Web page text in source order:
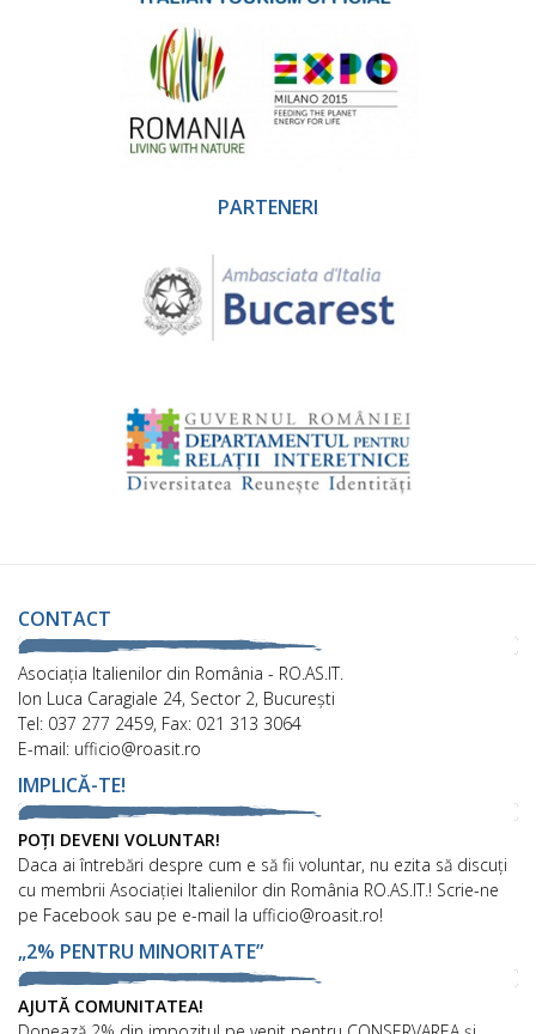
PARTENERI
CONTACT
Asociaţia Italienilor din România - RO.AS.IT.
Ion Luca Caragiale 24, Sector 2, București
Tel: 037 277 2459, Fax: 021 313 3064
E-mail: ufficio@roasit.ro
IMPLICĂ-TE!
POȚI DEVENI VOLUNTAR!
Daca ai întrebări despre cum e să fii voluntar, nu ezita să discuți
cu membrii Asociației Italienilor din România RO.AS.IT.! Scrie-ne
pe Facebook sau pe e-mail la ufficio@roasit.ro!
„2% PENTRU MINORITATE”
AJUTĂ COMUNITATEA!